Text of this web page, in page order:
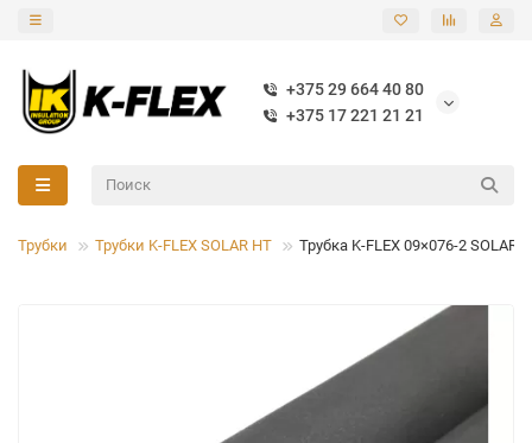
+375 29 664 40 80
+375 17 221 21 21
Трубки Трубки K-FLEX SOLAR HT Трубка K-FLEX 09×076-2 SOLAR